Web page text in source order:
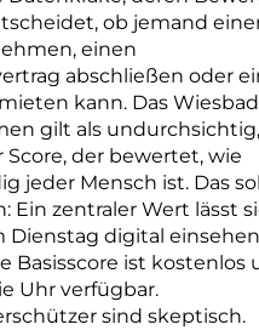
ob jemand
einen
abschließen oder
kann. Das
gilt als undurchsichtig,
Score, der bewertet, wie
jeder Mensch ist. Das
Ein zentraler Wert lässt
Dienstag digital
Basisscore ist kostenlos
Uhr verfügbar.
sind skeptisch.